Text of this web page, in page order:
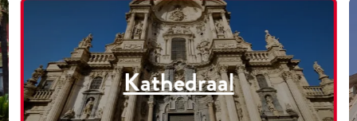
Kathedraal